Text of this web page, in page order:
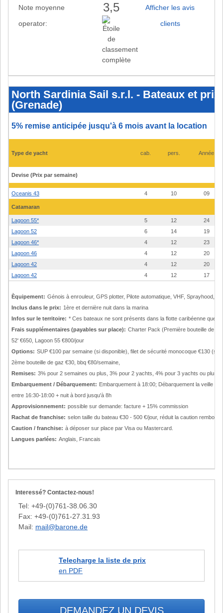
Note moyenne
operator:
3,5
Afficher les avis
clients
Sardinia
Sail
s.r.l.
Bateaux
prix
2025
Yacht
Club
North Sardinia Sail s.r.l. - Bateaux et prix
(Grenade)
5% remise anticipée jusqu'à 6 mois avant la location
Type de yacht cab. pers. Année
Devise (Prix par semaine)
Oceanis 43 4 10 09
Catamaran
Lagoon 55* 5 12
24
Lagoon 52
6 14
19
Lagoon 46*
4 12
23
Lagoon 46
4 12
20
Lagoon 42
4 12
20
Lagoon 42
4 12 17
Èquipement: Génois à enrouleur, GPS plotter, Pilote automatique, VHF, Sprayhood,
Inclus dans le prix: 1ère et dernière nuit dans la marina
Infos sur le territoire: * Ces bateaux ne sont présents dans la flotte caribéenne que
Frais supplémentaires (payables sur place): Charter Pack (Première bouteille de
52' €650, Lagoon 55 €800/jour
Options: SUP €100 par semaine (si disponible), filet de sécurité monocoque €130 (si
2ème bouteille de gaz €30, bbq €80/semaine,
Remises: 3% pour 2 semaines ou plus, 3% pour 2 yachts, 4% pour 3 yachts ou plus,
Embarquement / Débarquement: Embarquement à 18:00; Débarquement la veille
entre 16:30-18:00 + nuit à bord jusqu'à 8h
Approvisionnement: possible sur demande: facture + 15% commission
Rachat de franchise: selon taille du bateau €30 - 500 €/jour, réduit la caution
Caution / franchise: à déposer sur place par Visa ou Mastercard.
Langues parlées: Anglais, Francais
Interessé? Contactez-nous!
Tel: +49-(0)761-38.06.30
Fax: +49-(0)761-27.31.93
Mail: mail@barone.de
Telecharge la liste de prix
en PDF
DEMANDEZ UN DEVIS